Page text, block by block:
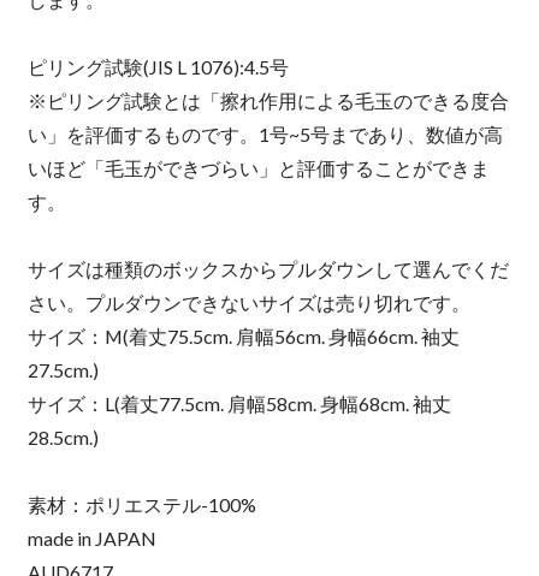
ピリング試験(JIS L 1076):4.5号
※ピリング試験とは「擦れ作用による毛玉のできる度合
い」を評価するものです。1号~5号まであり、数値が高
いほど「毛玉ができづらい」と評価することができま
す。
サイズは種類のボックスからプルダウンして選んでくだ
さい。プルダウンできないサイズは売り切れです。
サイズ：M(着丈75.5cm. 肩幅56cm. 身幅66cm. 袖丈
27.5cm.)
サイズ：L(着丈77.5cm. 肩幅58cm. 身幅68cm. 袖丈
28.5cm.)
素材：ポリエステル-100%
made in JAPAN